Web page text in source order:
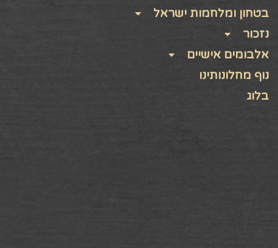
בטחון ומלחמות ישראל
נזכור
אלבומים אישיים
נוף מחלונותינו
בלוג